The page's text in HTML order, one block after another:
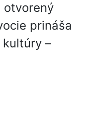
otvorený
prináša
–